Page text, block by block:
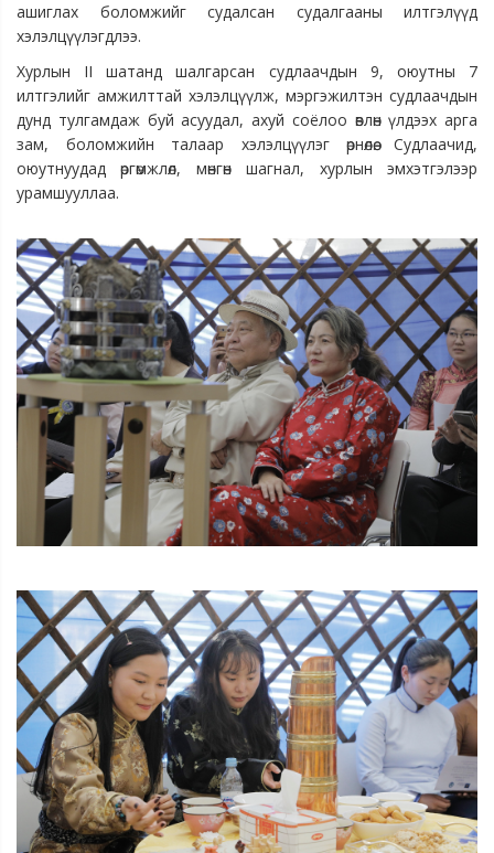
ашиглах боломжийг судалсан судалгааны илтгэлүүд
хэлэлцүүлэгдлээ.
Хурлын II шатанд шалгарсан судлаачдын 9, оюутны 7
илтгэлийг амжилттай хэлэлцүүлж, мэргэжилтэн судлаачдын
дунд тулгамдаж буй асуудал, ахуй соёлоо өвлөн үлдээх арга
зам, боломжийн талаар хэлэлцүүлэг өрнөлөө. Судлаачид,
оюутнуудад өргөмжлөл, мөнгөн шагнал, хурлын эмхэтгэлээр
урамшууллаа.